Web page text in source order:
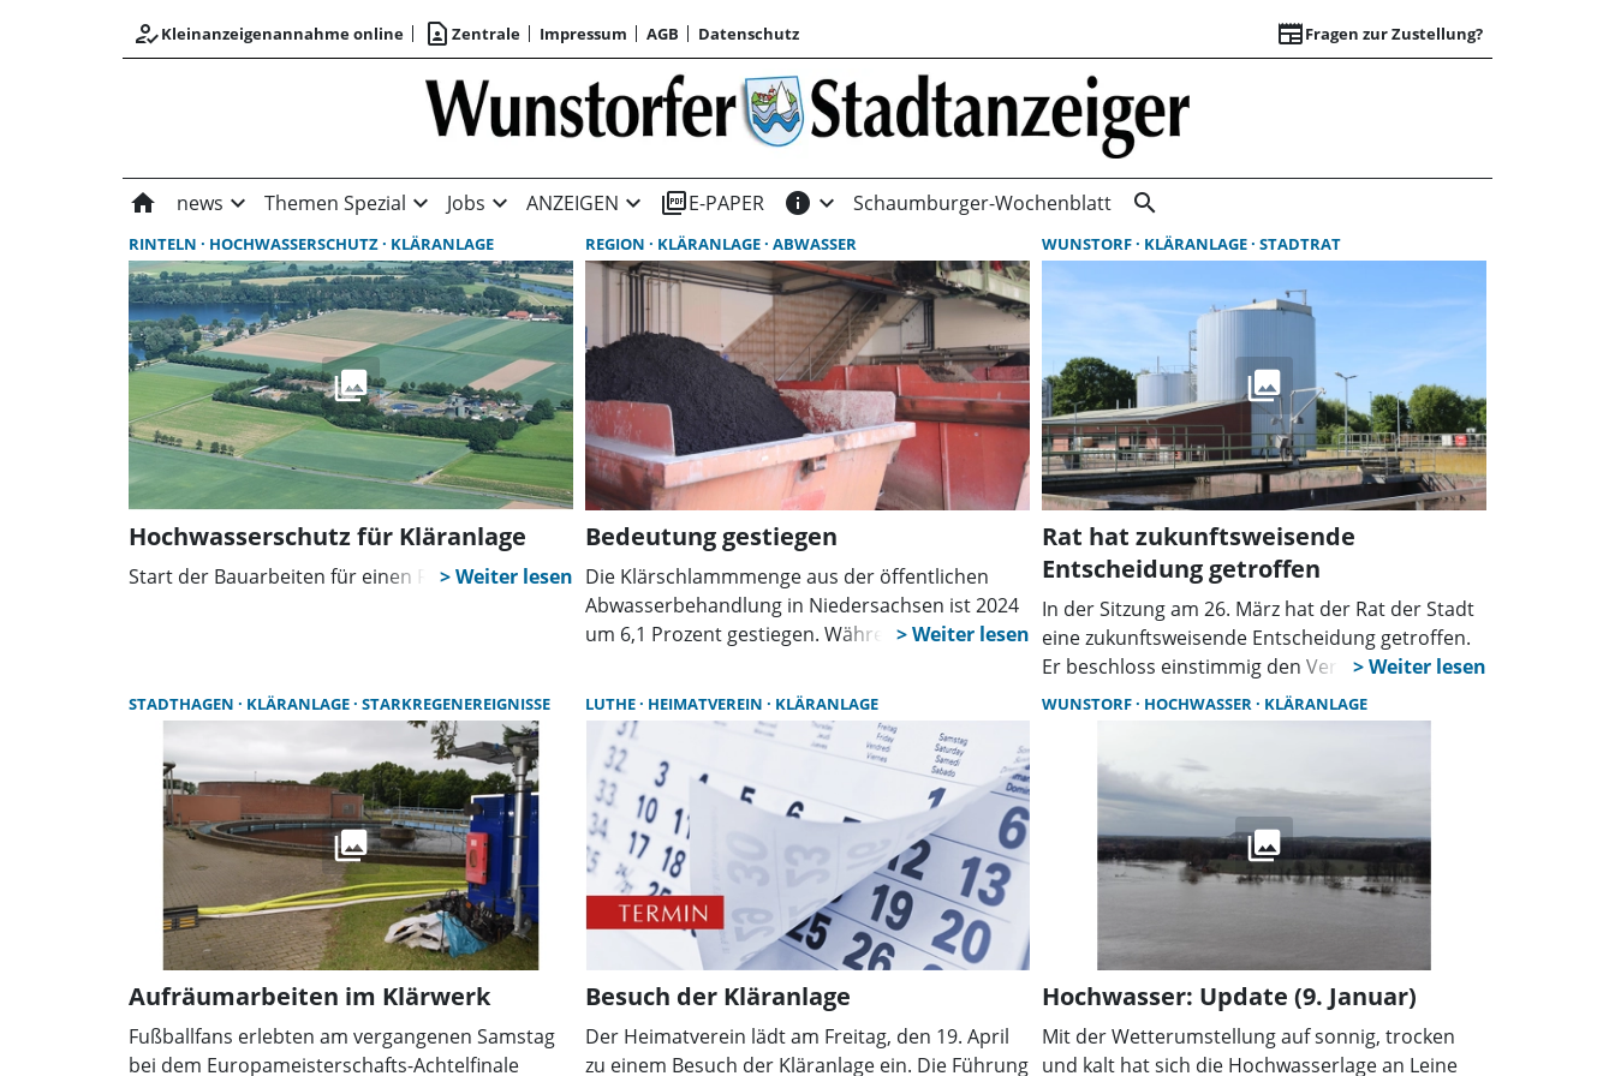
how_to_regKleinanzeigenannahme online contact_page Zentrale Impressum AGB Datenschutz newspaperFragen zur Zustellung?
Suchergebnisse |
home news expand_more Themen Spezial expand_more Jobs expand_more ANZEIGEN expand_more picture_as_pdfE-PAPER info expand_more Schaumburger-Wochenblatt search
RINTELN HOCHWASSERSCHUTZ KLÄRANLAGE
Hochwasserschutz für Kläranlage
Start der Bauarbeiten für einen Ringwall
REGION KLÄRANLAGE ABWASSER
Bedeutung gestiegen
Die Klärschlammmenge aus der öffentlichen
Abwasserbehandlung in Niedersachsen ist 2024
um 6,1 Prozent gestiegen. Während die
die thermische Entsorgung einen Höchststand.
Klärschlammverbrennungsanlagen gewinnen
dabei deutlich an Bedeutung.
WUNSTORF KLÄRANLAGE STADTRAT
Rat hat zukunftsweisende
Entscheidung getroffen
In der Sitzung am 26. März hat der Rat der Stadt
eine zukunftsweisende Entscheidung getroffen.
Er beschloss einstimmig den Vertrag über die
„Verwertung von Klärschlämmen und
Rückgewinnung von Nährstoffen“. Das hört sich
auswirken.
STADTHAGEN KLÄRANLAGE STARKREGENEREIGNISSE
Aufräumarbeiten im Klärwerk
Fußballfans erlebten am vergangenen Samstag
bei dem Europameisterschafts-Achtelfinale
LUTHE HEIMATVEREIN KLÄRANLAGE
Besuch der Kläranlage
Der Heimatverein lädt am Freitag, den 19. April
zu einem Besuch der Kläranlage ein. Die Führung
WUNSTORF HOCHWASSER KLÄRANLAGE
Hochwasser: Update (9. Januar)
Mit der Wetterumstellung auf sonnig, trocken
und kalt hat sich die Hochwasserlage an Leine